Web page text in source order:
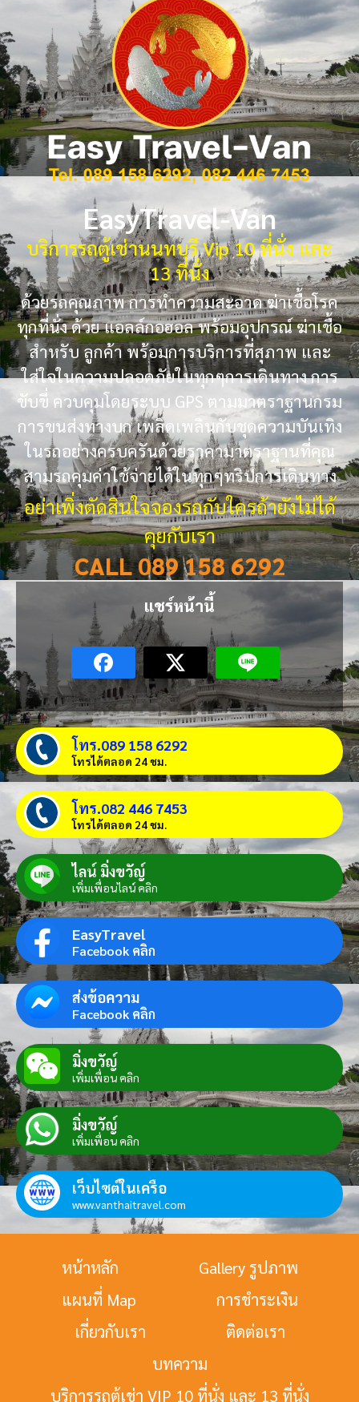
EasyTravel-Van
บริการรถตู้เช่านนทบุรี Vip 10 ที่นั่ง และ
13 ที่นั่ง
ด้วยรถคุณภาพ การทำความสะอาด ฆ่าเชื้อโรค
ทุกที่นั่ง ด้วย แอลล์กอฮอล พร้อมอุปกรณ์ ฆ่าเชื้อ
สำหรับ ลูกค้า พร้อมการบริการที่สุภาพ และ
ใส่ใจในความปลอดภัยในทุกๆการเดินทาง การ
ขับขี่ ควบคุมโดยระบบ GPS ตามมาตราฐานกรม
การขนส่งทางบก เพลิดเพลินกับชุดความบันเทิง
ในรถอย่างครบครันด้วยราคามาตราฐานที่คุณ
สามรถคุมค่าใช้จ่ายได้ในทุกๆทริปการเดินทาง
อย่าเพิ่งตัดสินใจจองรถกับใครถ้ายังไม่ได้
คุยกับเรา
CALL 089 158 6292
แชร์หน้านี้
โทร.089 158 6292
โทรได้ตลอด 24 ชม.
โทร.082 446 7453
โทรได้ตลอด 24 ชม.
ไลน์ มิ่งขวัญ์
เพิ่มเพื่อนไลน์ คลิก
EasyTravel
Facebook คลิก
ส่งข้อความ
Facebook คลิก
มิ่งขวัญ์
เพิ่มเพื่อน คลิก
มิ่งขวัญ์
เพิ่มเพื่อน คลิก
เว็บไซต์ในเครือ
www.vanthaitravel.com
หน้าหลัก
Gallery รูปภาพ
แผนที่ Map
การชำระเงิน
เกี่ยวกับเรา
ติดต่อเรา
บทความ
บริการรถตู้เช่า VIP 10 ที่นั่ง และ 13 ที่นั่ง